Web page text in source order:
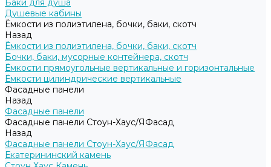
Баки для душа
Душевые кабины
Ёмкости из полиэтилена, бочки, баки, скотч
Назад
Ёмкости из полиэтилена, бочки, баки, скотч
Бочки, баки, мусорные контейнера, скотч
Ёмкости прямоугольные вертикальные и горизонтальные
Ёмкости цилиндрические вертикальные
Фасадные панели
Назад
Фасадные панели
Фасадные панели Стоун-Хаус/ЯФасад
Назад
Фасадные панели Стоун-Хаус/ЯФасад
Екатерининский камень